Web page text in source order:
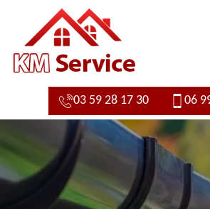
03 59 28 17 30 06